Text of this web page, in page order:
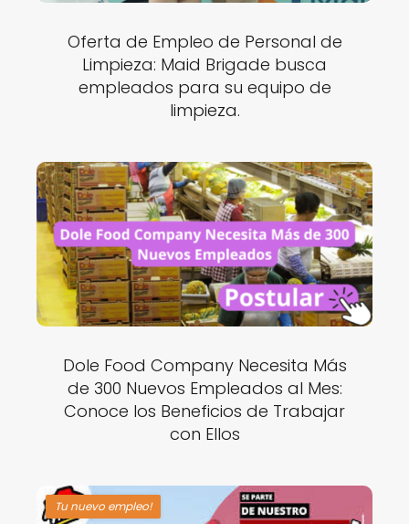
Oferta de Empleo de Personal de
Limpieza: Maid Brigade busca
empleados para su equipo de
limpieza.
Dole Food Company Necesita Más
de 300 Nuevos Empleados al Mes:
Conoce los Beneficios de Trabajar
con Ellos
Tu nuevo empleo!